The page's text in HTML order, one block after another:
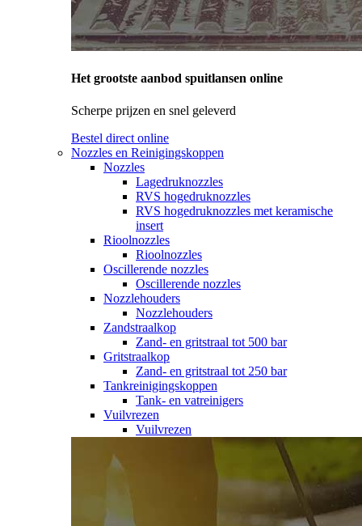
Het grootste aanbod spuitlansen online
Scherpe prijzen en snel geleverd
Bestel direct online
Nozzles en Reinigingskoppen
Nozzles
Lagedruknozzles
RVS hogedruknozzles
RVS hogedruknozzles met keramische
insert
Rioolnozzles
Rioolnozzles
Oscillerende nozzles
Oscillerende nozzles
Nozzlehouders
Nozzlehouders
Zandstraalkop
Zand- en gritstraal tot 500 bar
Gritstraalkop
Zand- en gritstraal tot 250 bar
Tankreinigingskoppen
Tank- en vatreinigers
Vuilvrezen
Vuilvrezen